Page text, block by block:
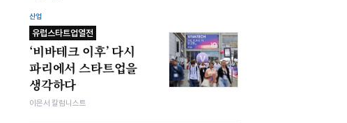
산업
유럽스타트업열전
‘비바테크 이후’ 다시
파리에서 스타트업을
생각하다
이은서 칼럼니스트